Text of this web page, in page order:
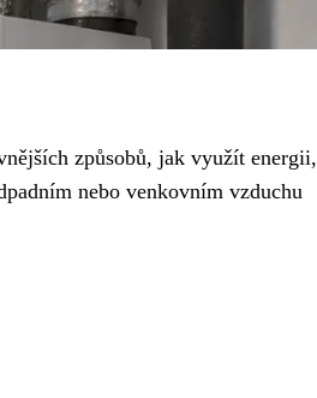
způsobů, jak využít energii,
nebo venkovním vzduchu